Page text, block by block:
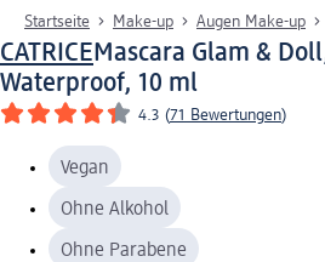
Startseite Make-up Augen Make-up
CATRICEMascara Glam &
Waterproof, 10 ml
4.3 (71 Bewertungen)
Vegan
Ohne Alkohol
Ohne Parabene